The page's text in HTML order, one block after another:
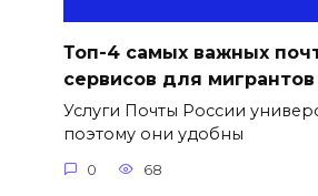
Топ-4 самых важных
сервисов для мигрантов
Услуги Почты России
поэтому они удобны
0 68